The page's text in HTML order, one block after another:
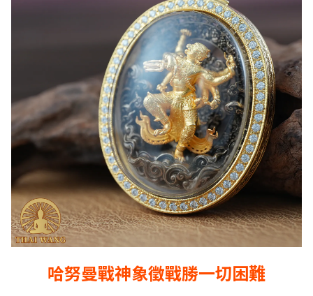
哈努曼戰神象徵戰勝一切困難